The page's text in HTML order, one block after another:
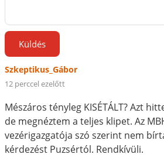
Küldés
Szkeptikus_Gábor
12 perccel ezelőtt
Mészáros tényleg KISÉTÁLT? Azt
de megnéztem a teljes klipet. Az
vezérigazgatója szó szerint nem
kérdezést Puzsértól. Rendkívüli.